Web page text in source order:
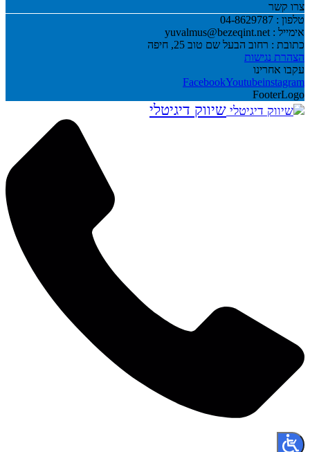
צרו קשר
טלפון : 04-8629787
אימייל : yuvalmus@bezeqint.net
כתובת : רחוב הבעל שם טוב 25, חיפה
הצהרת נגישות
עקבו אחרינו
שיווק דיגיטלי